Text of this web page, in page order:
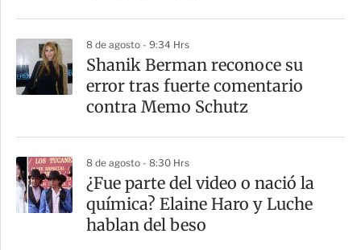
8 de agosto - 9:34 Hrs
Shanik Berman reconoce su
error tras fuerte comentario
contra Memo Schutz
8 de agosto - 8:30 Hrs
¿Fue parte del video o nació la
química? Elaine Haro y Luche
hablan del beso